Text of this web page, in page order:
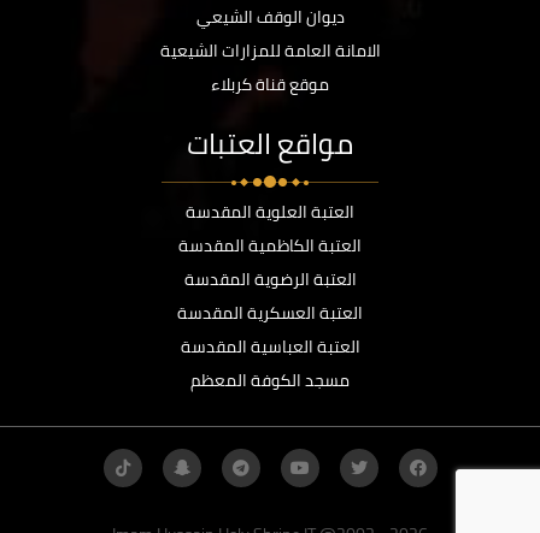
ديوان الوقف الشيعي
الامانة العامة للمزارات الشيعية
موقع قناة كربلاء
مواقع العتبات
العتبة العلوية المقدسة
العتبة الكاظمية المقدسة
العتبة الرضوية المقدسة
العتبة العسكرية المقدسة
العتبة العباسية المقدسة
مسجد الكوفة المعظم